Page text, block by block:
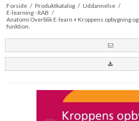
Forside / Produktkatalog / Uddannelse /
E-learning - RAB /
Anatomi Overblik E-learn + Kroppens opbygning og
funktion.